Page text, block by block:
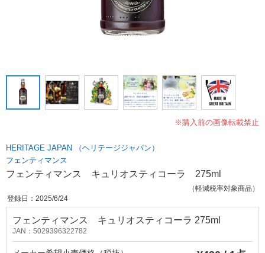
※購入前の画像転載禁止
HERITAGE JAPAN （ヘリテージジャパン）
フェンティマンス
フェンティマンス キュリオスティコーラ 275ml
（軽減税率対象商品）
登録日：2025/6/24
フェンティマンス キュリオスティコーラ 275ml
JAN：5029396322782